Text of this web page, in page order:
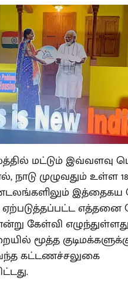
மட்டும் இவ்வளவு
முழுவதும் உள்ள 18
இத்தைகய
எத்தனை
கேள்வி
மூத்த
கட்டணச்சலுகை